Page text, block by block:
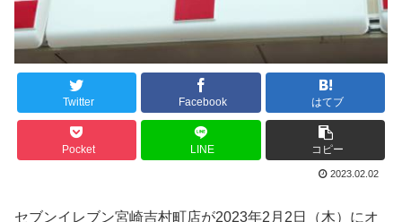
Twitter Facebook はてブ
Pocket LINE コピー
2023.02.02
セブンイレブン宮崎吉村町店が2023年2月2日（木）にオ